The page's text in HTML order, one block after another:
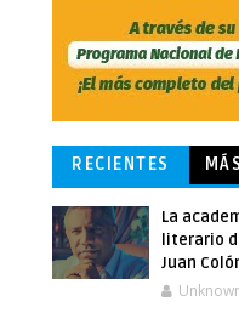
RECIENTES
La
literario
Juan